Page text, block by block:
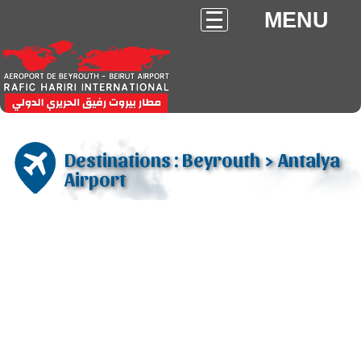
MENU
Destinations : Beyrouth > Antalya
Airport